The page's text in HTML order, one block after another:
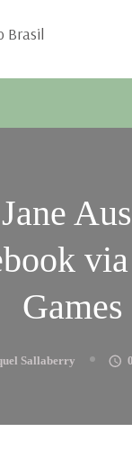
Brasil
Games
Sallaberry